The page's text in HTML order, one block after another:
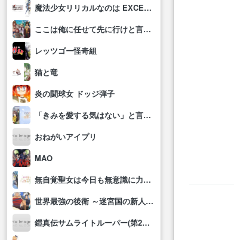
魔法少女リリカルなのは EXCEEDS Gun Blaze Vengeance
ここは俺に任せて先に行けと言ってから10年がたったら伝説になっていた。
レッツゴー怪奇組
猫と竜
炎の闘球女 ドッジ弾子
「きみを愛する気はない」と言った次期公爵様がなぜか溺愛してきます
おねがいアイプリ
MAO
無自覚聖女は今日も無意識に力を垂れ流す
世界最強の後衛 ～迷宮国の新人探索者～
鎧真伝サムライトルーパー(第2クール)